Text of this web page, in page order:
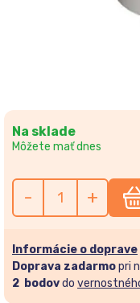
Na sklade
Môžete mať dnes
- +
Informácie o doprave
Doprava zadarmopri
2 bodovdo